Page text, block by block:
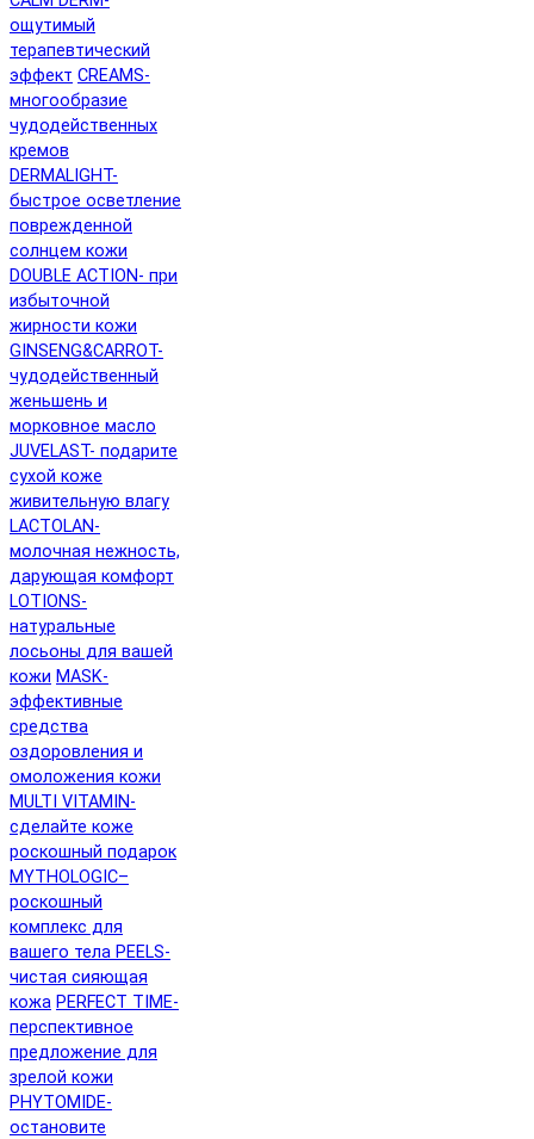
ощутимый
терапевтический
эффект CREAMS-
многообразие
чудодейственных
кремов
DERMALIGHT-
быстрое осветление
поврежденной
солнцем кожи
DOUBLE ACTION- при
избыточной
жирности кожи
GINSENG&CARROT-
чудодейственный
женьшень и
морковное масло
JUVELAST- подарите
сухой коже
живительную влагу
LACTOLAN-
молочная нежность,
дарующая комфорт
LOTIONS-
натуральные
лосьоны для вашей
кожи MASK-
эффективные
средства
оздоровления и
омоложения кожи
MULTI VITAMIN-
сделайте коже
роскошный подарок
MYTHOLOGIC–
роскошный
комплекс для
вашего тела PEELS-
чистая сияющая
кожа PERFECT TIME-
перспективное
предложение для
зрелой кожи
PHYTOMIDE-
остановите